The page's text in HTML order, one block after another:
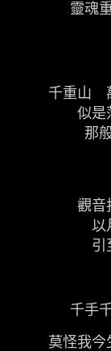
靈魂
千重山
似是
那
觀音
以
引
千手
莫怪我